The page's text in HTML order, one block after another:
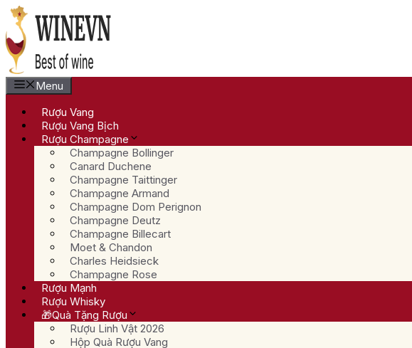
Chuyển
đến
nội
dung
Menu
Rượu Vang
Rượu Vang Bịch
Rượu Champagne
Champagne Bollinger
Canard Duchene
Champagne Taittinger
Champagne Armand
Champagne Dom Perignon
Champagne Deutz
Champagne Billecart
Moet & Chandon
Charles Heidsieck
Champagne Rose
Rượu Mạnh
Rượu Whisky
🎁Quà Tặng Rượu
Rượu Linh Vật 2026
Hộp Quà Rượu Vang